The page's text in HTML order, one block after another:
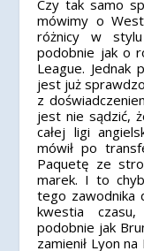
Czy tak samo
mówimy o
różnicy w
podobnie jak o
League. Jednak
jest już
z
jest nie sądzić,
całej ligi
mówił po
Paquetę ze
marek. I to
tego zawodnika
kwestia
podobnie jak
zamienił Lyon